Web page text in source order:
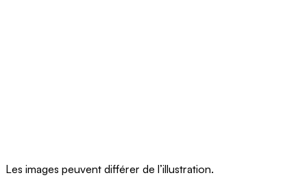
Les images peuvent différer de l’illustration.